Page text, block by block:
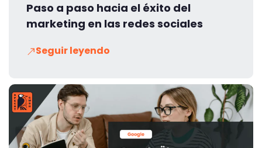
Paso a paso hacia el éxito del
marketing en las redes sociales
Seguir leyendo